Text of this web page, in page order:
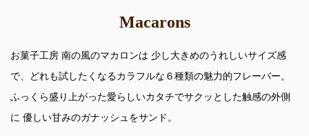
Macarons
お菓子工房 南の風のマカロンは 少し大きめのうれしいサイズ感
で、どれも試したくなるカラフルな６種類の魅力的フレーバー。
ふっくら盛り上がった愛らしいカタチでサクッとした触感の外側
に 優しい甘みのガナッシュをサンド。